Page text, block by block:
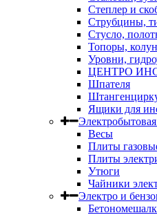
Степлер и
Струбцины,
Стусло,
Топоры,
Уровни,
ЦЕНТРО
Шпателя
Ящики для
Весы
Плиты
Плиты
Утюги
Чайники
Электро и